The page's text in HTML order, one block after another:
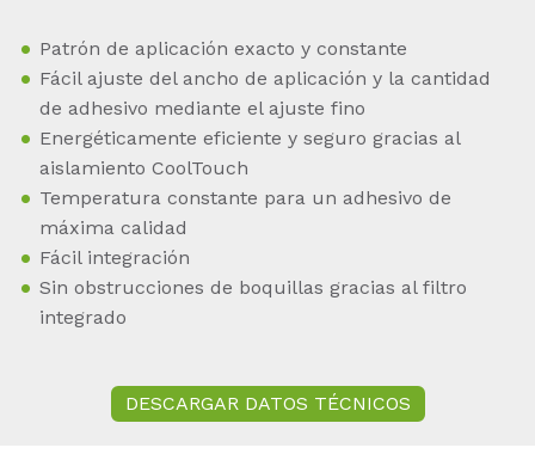
Patrón de aplicación exacto y constante
Fácil ajuste del ancho de aplicación y la cantidad
de adhesivo mediante el ajuste fino
Energéticamente eficiente y seguro gracias al
aislamiento CoolTouch
Temperatura constante para un adhesivo de
máxima calidad
Fácil integración
Sin obstrucciones de boquillas gracias al filtro
integrado
DESCARGAR DATOS TÉCNICOS